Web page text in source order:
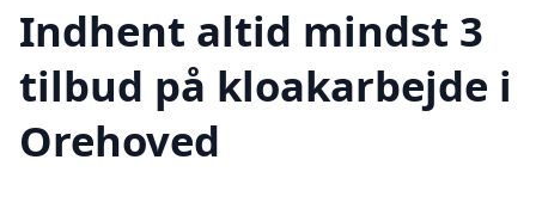
Indhent altid mindst 3
tilbud på kloakarbejde i
Orehoved